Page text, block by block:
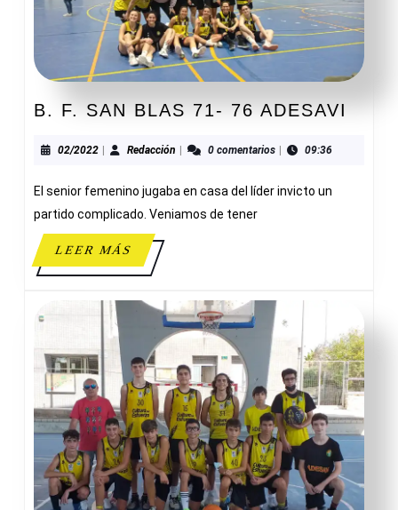
B. F. SAN BLAS 71- 76 ADESAVI
02/202202/2022Redacción Redacción0 comentarios 09:36
El senior femenino jugaba en casa del líder invicto un
partido complicado. Veniamos de tener
LEER MÁSLEER
MÁS